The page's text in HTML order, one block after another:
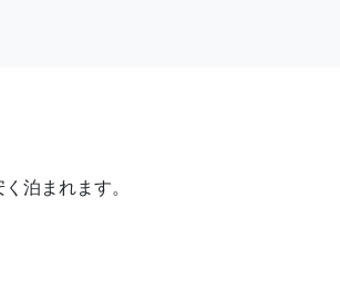
泊まれます。